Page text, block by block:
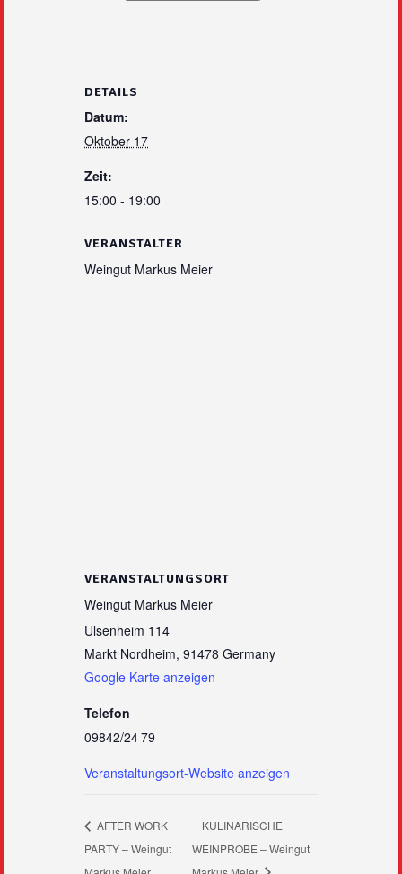
DETAILS
Datum:
Oktober 17
Zeit:
15:00 - 19:00
VERANSTALTER
Weingut Markus Meier
VERANSTALTUNGSORT
Weingut Markus Meier
Ulsenheim 114
Markt Nordheim, 91478 Germany
Google Karte anzeigen
Telefon
09842/24 79
Veranstaltungsort-Website anzeigen
AFTER WORK
PARTY – Weingut
KULINARISCHE
WEINPROBE – Weingut